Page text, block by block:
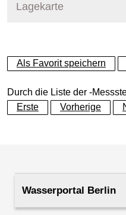
Lagekarte
+
−
Als Favorit speichern
Durch die Liste der -
Erste
Vorherige
Wasserportal Berlin